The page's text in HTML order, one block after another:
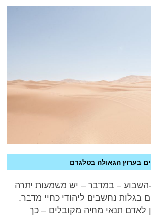
בערוץ הגאולה בטלגרם
– במדבר – יש משמעות יתרה
בגלות נחשבים ליהודי כחיי מדבר.
לאדם תנאי מחיה מקובלים – כך